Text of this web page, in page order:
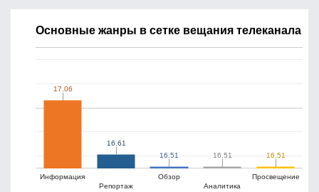
Основные жанры в сетке вещания телеканала
Информация
Репортаж
Обзор
Аналитика
Просвещение
17.06
17.06
16.61
16.61
16.51
16.51 16.51
16.51 16.51
16.51